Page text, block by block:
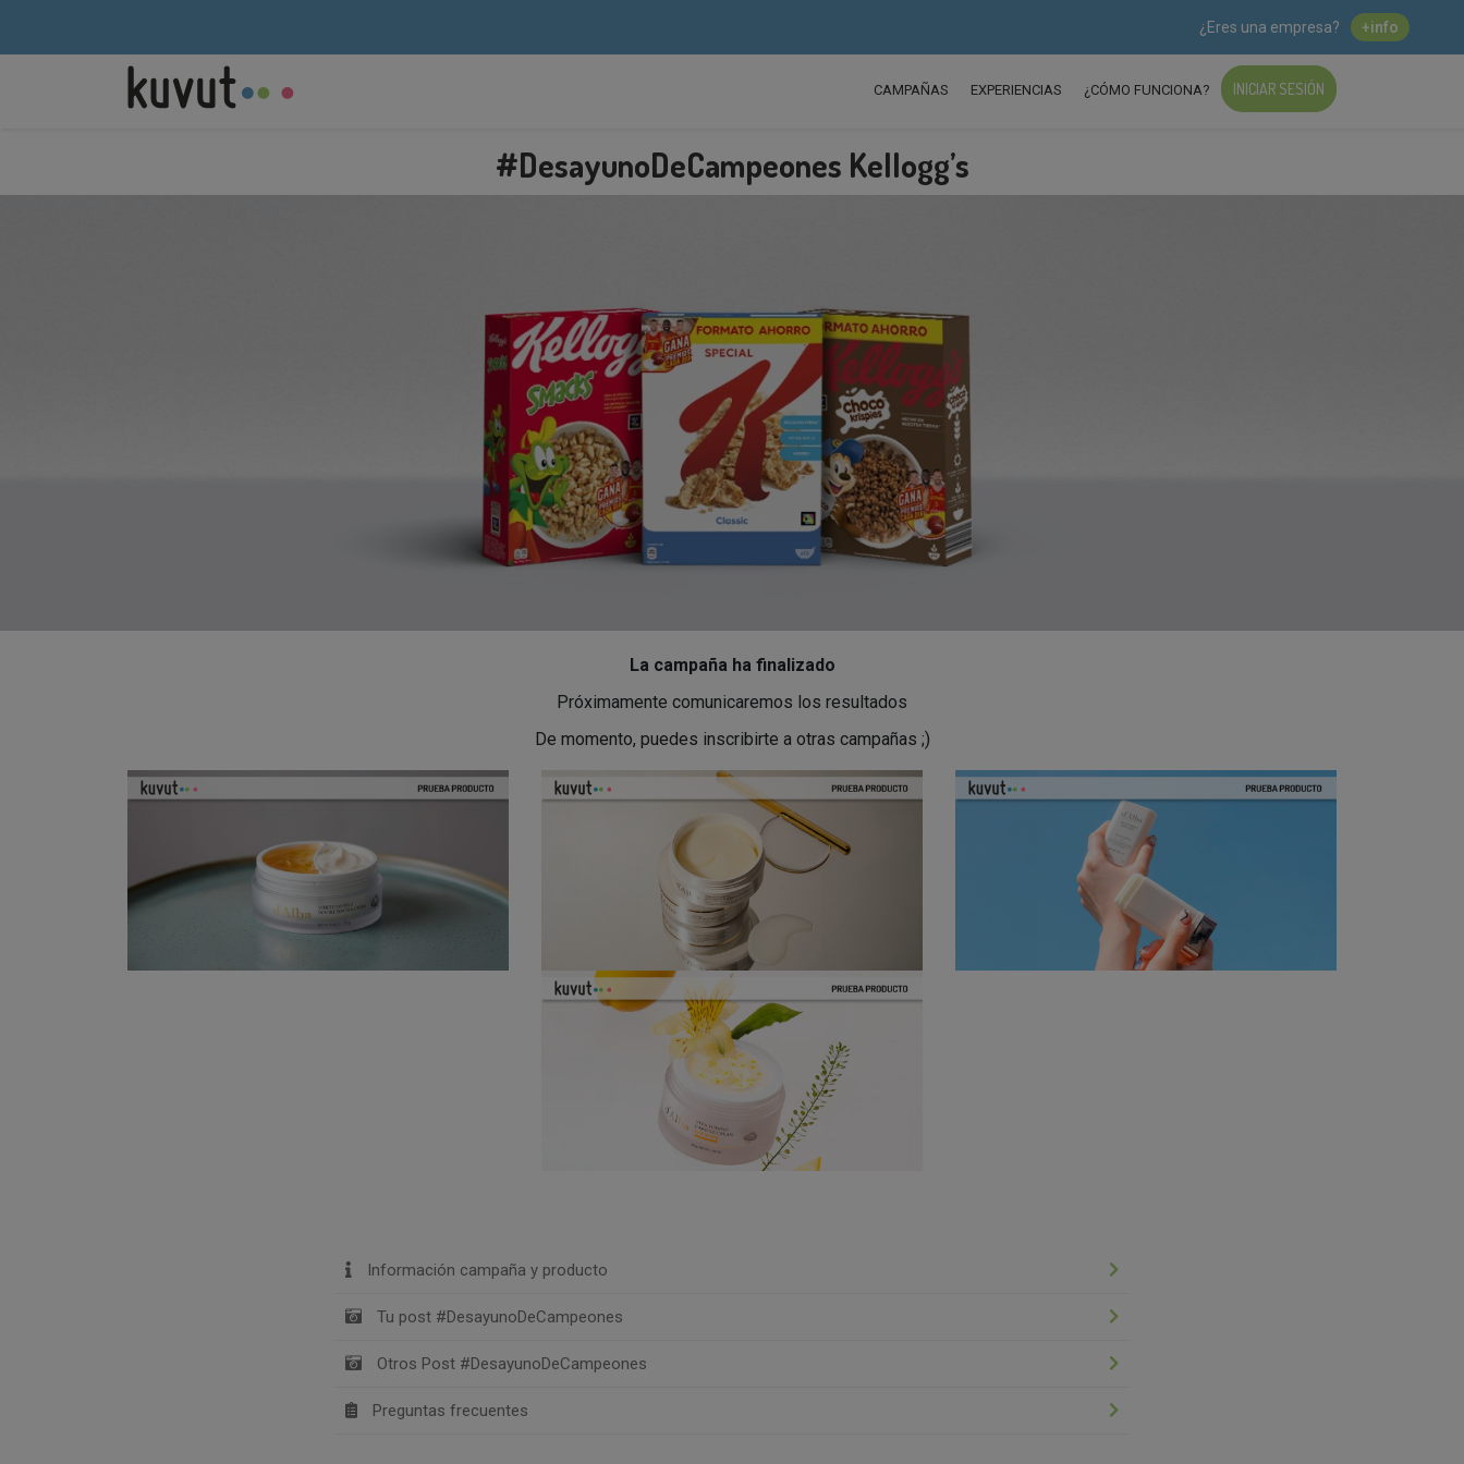
¿Eres una empresa? +info
CAMPAÑAS EXPERIENCIAS ¿CÓMO FUNCIONA? INICIAR SESIÓN
#DesayunoDeCampeones Kellogg’s
La campaña ha finalizado
Próximamente comunicaremos los resultados
De momento, puedes inscribirte a otras campañas ;)
Información campaña y producto
Tu post #DesayunoDeCampeones
Otros Post #DesayunoDeCampeones
Preguntas frecuentes